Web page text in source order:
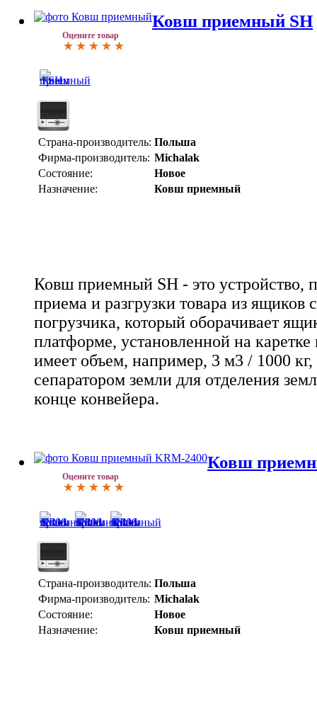
Оцените товар
Ковш приемный SH
Страна-производитель: Польша
Фирма-производитель: Michalak
Состояние:
Новое
Назначение:
Ковш приемный
Ковш приемный SH - это устройство,
приема и разгрузки товара из
погрузчика, который оборачивает
платформе, установленной на
имеет объем, например, 3 м3 / 1000
сепаратором земли для отделения
конце конвейера.
Оцените товар
Ковш
Страна-производитель: Польша
Фирма-производитель: Michalak
Состояние:
Новое
Назначение:
Ковш приемный